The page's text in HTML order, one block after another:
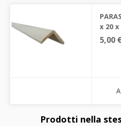
x 20
5,00
Prodotti nella